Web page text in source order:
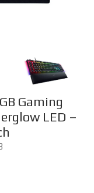
Gaming
LED –